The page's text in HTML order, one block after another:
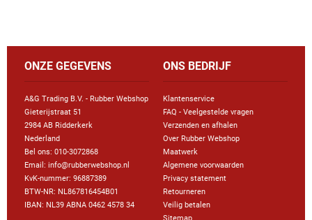
ONZE GEGEVENS
A&G Trading B.V. - Rubber Webshop
Gieterijstraat 51
2984 AB Ridderkerk
Nederland
Bel ons: 010-3072868
Email: info@rubberwebshop.nl
KvK-nummer: 96887389
BTW-NR: NL867816454B01
IBAN: NL39 ABNA 0462 4578 34
ONS BEDRIJF
Klantenservice
FAQ - Veelgestelde vragen
Verzenden en afhalen
Over Rubber Webshop
Maatwerk
Algemene voorwaarden
Privacy statement
Retourneren
Veilig betalen